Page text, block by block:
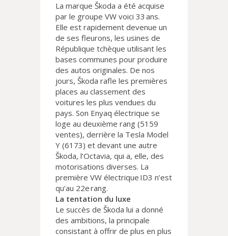
La marque Škoda a été acquise
par le groupe VW voici 33 ans.
Elle est rapidement devenue un
de ses fleurons, les usines de
République tchèque utilisant les
bases communes pour produire
des autos originales. De nos
jours, Škoda rafle les premières
places au classement des
voitures les plus vendues du
pays. Son Enyaq électrique se
loge au deuxième rang (5159
ventes), derrière la Tesla Model
Y (6173) et devant une autre
Škoda, l’Octavia, qui a, elle, des
motorisations diverses. La
première VW électrique ID3 n’est
qu’au 22e rang.
La tentation du luxe
Le succès de Škoda lui a donné
des ambitions, la principale
consistant à offrir de plus en plus